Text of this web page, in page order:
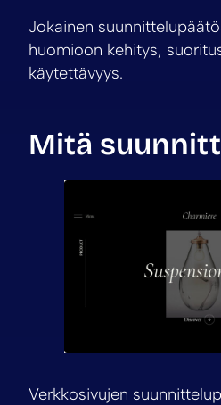
Jokainen
huomioon kehitys,
käytettävyys.
Mitä
Verkkosivujen